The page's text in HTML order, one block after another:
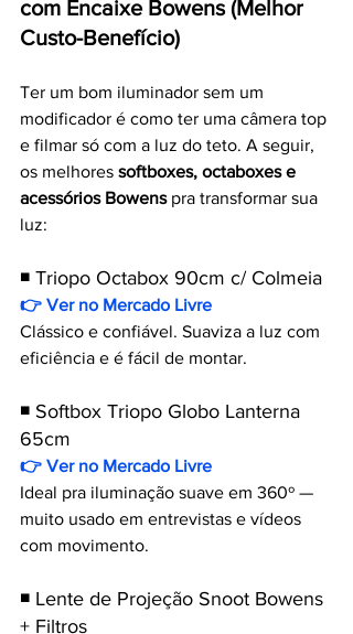
com Encaixe Bowens (Melhor
Custo-Benefício)
Ter um bom iluminador sem um
modificador é como ter uma câmera top
e filmar só com a luz do teto. A seguir,
os melhores softboxes, octaboxes e
acessórios Bowens pra transformar sua
luz:
◾ Triopo Octabox 90cm c/ Colmeia
👉 Ver no Mercado Livre
Clássico e confiável. Suaviza a luz com
eficiência e é fácil de montar.
◾ Softbox Triopo Globo Lanterna
65cm
👉 Ver no Mercado Livre
Ideal pra iluminação suave em 360º —
muito usado em entrevistas e vídeos
com movimento.
◾ Lente de Projeção Snoot Bowens
+ Filtros